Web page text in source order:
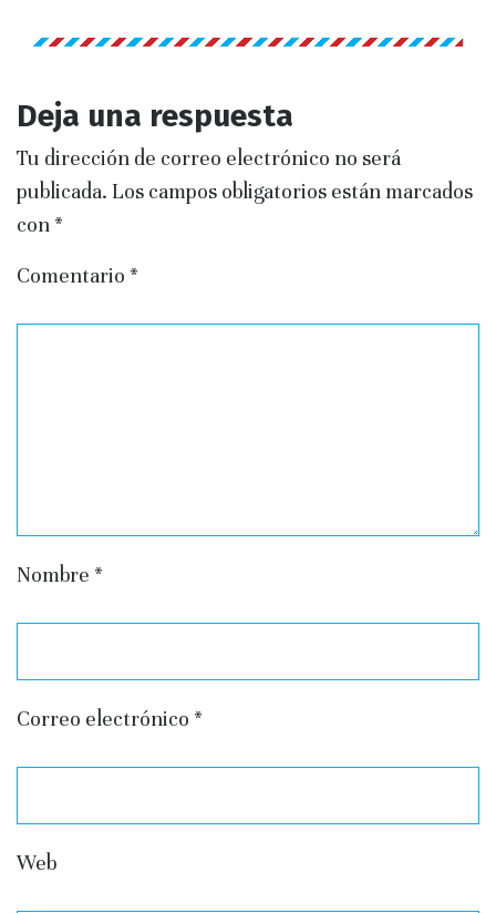
Deja una respuesta
Tu dirección de correo electrónico no será
publicada. Los campos obligatorios están marcados
con *
Comentario *
Nombre *
Correo electrónico *
Web